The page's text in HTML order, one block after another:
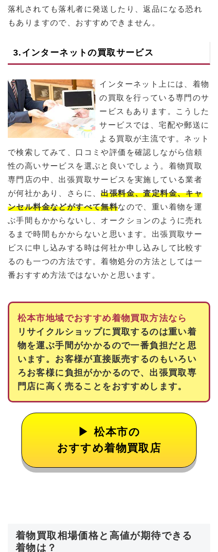
落札されても落札者に発送したり、返品になる恐れ
もありますので、おすすめできません。
3.インターネットの買取サービス
インターネット上には、着物
の買取を行っている専門のサ
ービスもあります。こうした
サービスでは、宅配や郵送に
よる買取が主流です。ネット
で検索してみて、口コミや評価を確認しながら信頼
性の高いサービスを選ぶと良いでしょう。着物買取
専門店の中、出張買取サービスを実施している業者
が何社かあり、さらに、出張料金、査定料金、キャ
ンセル料金などがすべて無料なので、重い着物を運
ぶ手間もかからないし、オークションのように売れ
るまで時間もかからないと思います。出張買取サー
ビスに申し込みする時は何社か申し込みして比較す
るのも一つの方法です。着物処分の方法としては一
番おすすめ方法ではないかと思います。
松本市地域でおすすめ着物買取方法なら
リサイクルショップに買取するのは重い着
物を運ぶ手間がかかるので一番負担だと思
います。お客様が直接販売するのもいろい
ろお客様に負担がかかるので、出張買取専
門店に高く売ることをおすすめします。
松本市の
おすすめ着物買取店
着物買取相場価格と高値が期待できる
着物は？